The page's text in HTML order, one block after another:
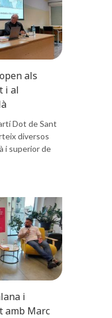
als
i al
Dot de Sant
diversos
i superior de
i
amb Marc